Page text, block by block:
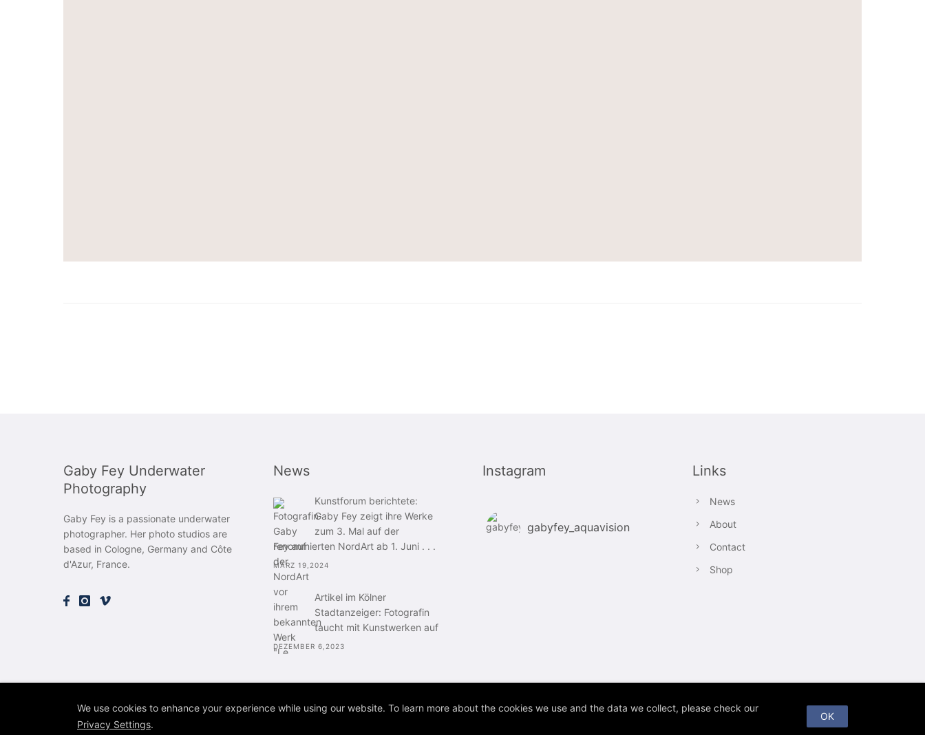
Gaby Fey Underwater
Photography
Gaby Fey is a passionate underwater
photographer. Her photo studios are
based in Cologne, Germany and Côte
d'Azur, France.
News
Kunstforum berichtete:
Gaby Fey zeigt ihre Werke
zum 3. Mal auf der
renommierten NordArt ab 1. Juni . . .
MÄRZ 19,2024
Artikel im Kölner
Stadtanzeiger: Fotografin
taucht mit Kunstwerken auf
DEZEMBER 6,2023
Instagram
gabyfey_aquavision
Links
News
About
Contact
Shop
Copyright 2011-2021 Gaby Fey Underwater Photography. All rights reserved. Datenschutzerklärung
We use cookies to enhance your experience while using our website. To learn more about the cookies we use and the data we collect, please check our
Privacy Settings.
OK